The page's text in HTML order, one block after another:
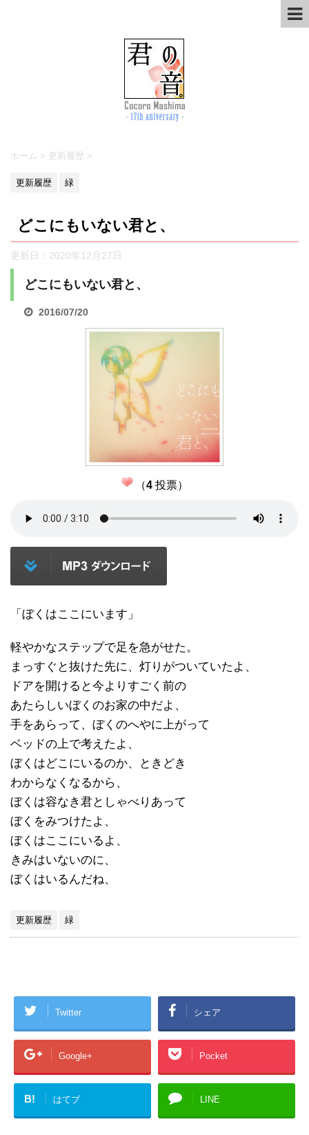
ホーム > 更新履歴 >
更新履歴 緑
どこにもいない君と、
更新日： 2020年12月27日
どこにもいない君と、
2016/07/20
（4投票）
「ぼくはここにいます」
軽やかなステップで足を急がせた。
まっすぐと抜けた先に、灯りがついていたよ、
ドアを開けると今よりすごく前の
あたらしいぼくのお家の中だよ、
手をあらって、ぼくのへやに上がって
ベッドの上で考えたよ、
ぼくはどこにいるのか、ときどき
わからなくなるから、
ぼくは容なき君としゃべりあって
ぼくをみつけたよ、
ぼくはここにいるよ、
きみはいないのに、
ぼくはいるんだね、
更新履歴 緑
Twitter シェア
Google+ Pocket
B! はてブ LINE